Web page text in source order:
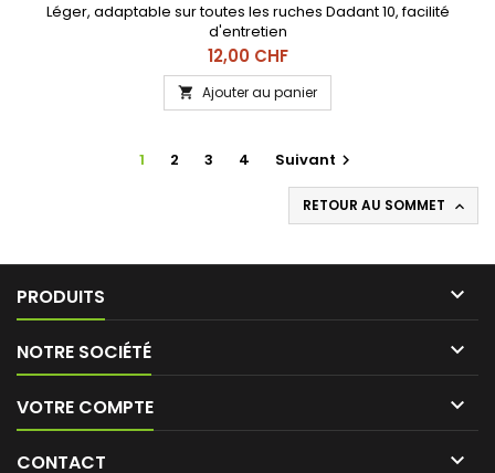
Léger, adaptable sur toutes les ruches Dadant 10, facilité
d'entretien
Prix
12,00 CHF
 Ajouter au panier
1 2 3 4 Suivant 
RETOUR AU SOMMET 
PRODUITS 
NOTRE SOCIÉTÉ 
VOTRE COMPTE 
CONTACT 